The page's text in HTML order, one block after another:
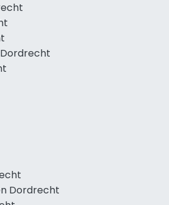
Dordrecht